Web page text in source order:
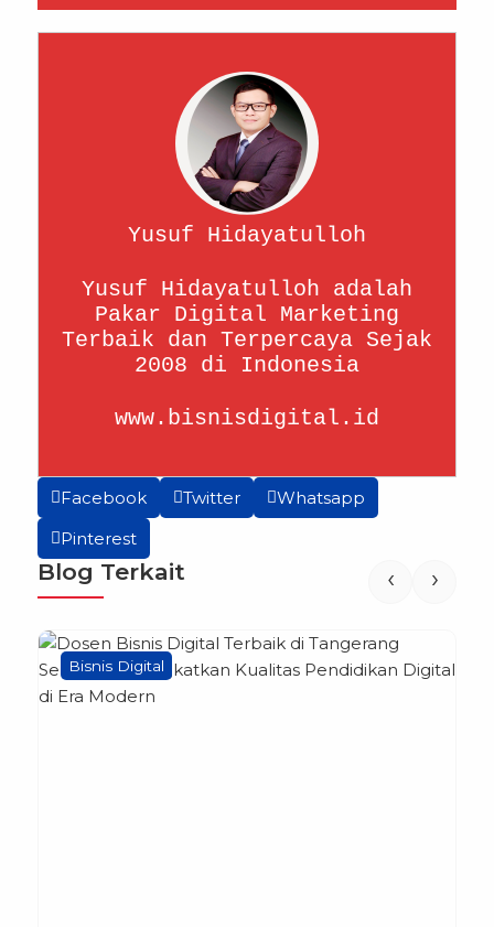
Yusuf Hidayatulloh
Yusuf Hidayatulloh adalah
Pakar Digital Marketing
Terbaik dan Terpercaya Sejak
2008 di Indonesia
www.bisnisdigital.id
Facebook Twitter
Whatsapp
Pinterest
Blog Terkait
Bisnis Digital
‹ ›